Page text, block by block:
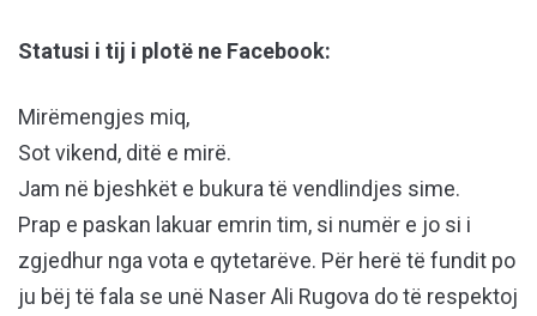
Statusi i tij i plotë ne Facebook:
Mirëmengjes miq,
Sot vikend, ditë e mirë.
Jam në bjeshkët e bukura të vendlindjes sime.
Prap e paskan lakuar emrin tim, si numër e jo si i
zgjedhur nga vota e qytetarëve. Për herë të fundit po
ju bëj të fala se unë Naser Ali Rugova do të respektoj